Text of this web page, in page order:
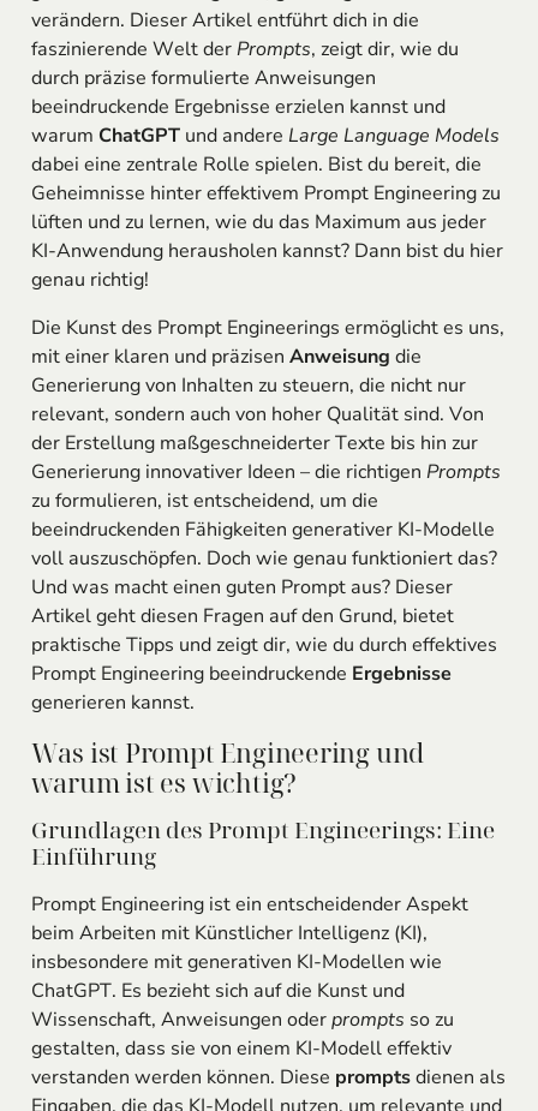
verändern. Dieser Artikel entführt dich in die
faszinierende Welt derPrompts, zeigt dir, wie du
durch präzise formulierte Anweisungen
beeindruckende Ergebnisse erzielen kannst und
warum ChatGPTund andere Large Language Models
dabei eine zentrale Rolle spielen. Bist du bereit, die
Geheimnisse hinter effektivem Prompt Engineering zu
lüften und zu lernen, wie du das Maximum aus jeder
KI-Anwendung herausholen kannst? Dann bist du hier
genau richtig!
Die Kunst des Prompt Engineerings ermöglicht es uns,
mit einer klaren und präzisen Anweisung die
Generierung von Inhalten zu steuern, die nicht nur
relevant, sondern auch von hoher Qualität sind. Von
der Erstellung maßgeschneiderter Texte bis hin zur
Generierung innovativer Ideen – die richtigen Prompts
zu formulieren, ist entscheidend, um die
beeindruckenden Fähigkeiten generativer KI-Modelle
voll auszuschöpfen. Doch wie genau funktioniert das?
Und was macht einen guten Prompt aus? Dieser
Artikel geht diesen Fragen auf den Grund, bietet
praktische Tipps und zeigt dir, wie du durch effektives
Prompt Engineering beeindruckende Ergebnisse
generieren kannst.
Was ist Prompt Engineering und
warum ist es wichtig?
Grundlagen des Prompt Engineerings: Eine
Einführung
Prompt Engineering ist ein entscheidender Aspekt
beim Arbeiten mit Künstlicher Intelligenz (KI),
insbesondere mit generativen KI-Modellen wie
ChatGPT. Es bezieht sich auf die Kunst und
Wissenschaft, Anweisungen oderprompts so zu
gestalten, dass sie von einem KI-Modell effektiv
verstanden werden können. Diese promptsdienen als